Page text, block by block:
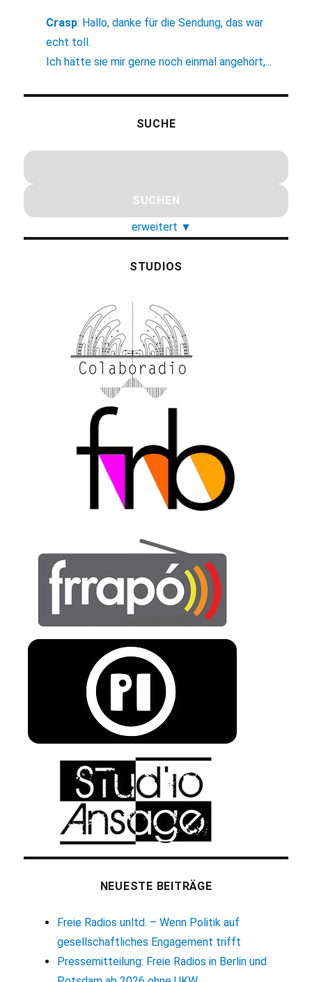
Crasp: Hallo, danke für die Sendung, das war
echt toll.
Ich hätte sie mir gerne noch einmal angehört,...
SUCHE
erweitert ▼
STUDIOS
NEUESTE BEITRÄGE
Freie Radios unltd. – Wenn Politik auf
gesellschaftliches Engagement trifft
Pressemitteilung: Freie Radios in Berlin und